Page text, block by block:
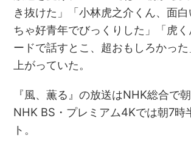
き抜けた」「小林虎之介くん、面白
ちゃ好青年でびっくりした」「虎
ードで話すとこ、超おもしろかっ
上がっていた。
『風、薫る』の放送はNHK総合で朝
NHK BS・プレミアム4Kでは朝7時
ト。